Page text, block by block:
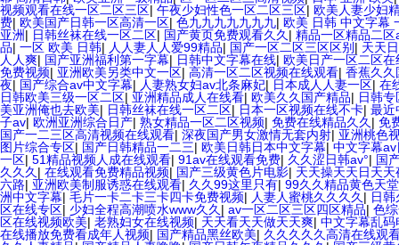
视频观看在线一区二区三区| 午夜少妇性色一区二区三区| 欧美人妻少妇
费| 欧美国产日韩一区高清一区| 色九九九九九九九| 欧美 日韩 中文字幕
亚洲| 日韩丝袜在线一区二区| 国产黄页免费观看久久 | 精品一区精品二区
品| 一区 欧美 日韩| 人人妻人人爱99精品| 国产一区二区三区区别 | 天天
人人爽| 国产亚洲福利第一字幕| 日韩中文字幕在线| 欧美日产一区二区在
免费视频| 亚洲欧美另类中文一区| 高清一区二区视频在线观看| 香蕉久久
夜| 国产综合av中文字幕| 人妻熟女妇av北条麻妃| 日本成人人妻一区| 在
日韩欧美三级一区二区| 亚洲精品成人在线看| 欧美久久国产精品| 日韩
美亚洲俺也去欧美| 日韩丝袜在线一区二区| 日本一区视频在线不卡| 最近
子av| 欧洲亚洲综合日产| 熟女精品一区二区视频| 免费在线精品久久 | 免
国产一二三区高清视频在线观看| 深夜国产男女激情无套内射| 亚洲桃色
图片综合专区| 国产日韩精品一二三| 欧美日韩日本中文字幕| 中文字幕
一区| 51精品视频人成在线观看| 91av在线观看免费| 久久涩日韩av°| 国
久久久 | 在线观看免费精品视频| 国产三级黄色片电影| 天天操天天日天天
六路| 亚洲欧美制服诱惑在线观看| 久久99这里只有| 99久久精品黄色天
洲中文字幕| 毛片一卡二卡三卡四卡免费视频| 人妻人蜜桃久久久久 | 日
区在线专区| 少妇全程高潮喷水www久久 | av一区二区三区四区精品| 色
区在线视频欧美| 老熟妇女在线视频| 天天看天天做天天爽| 中文字幕乱码
在线播放免费看成年人视频| 国产精品黑丝欧美| 久久久久久高清在线观